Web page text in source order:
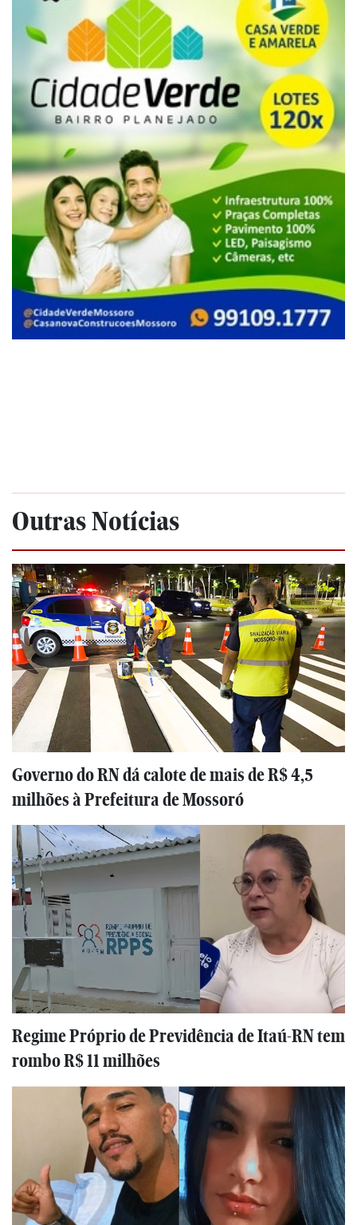
Outras Notícias
Governo do RN dá calote de mais de R$ 4,5
milhões à Prefeitura de Mossoró
Regime Próprio de Previdência de Itaú-RN tem
rombo R$ 11 milhões